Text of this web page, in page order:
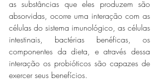
as substâncias que eles produzem são
absorvidas, ocorre uma interação com as
células do sistema imunológico, as células
intestinais, bactérias benéficas, os
componentes da dieta, e através dessa
interação os probióticos são capazes de
exercer seus benefícios.